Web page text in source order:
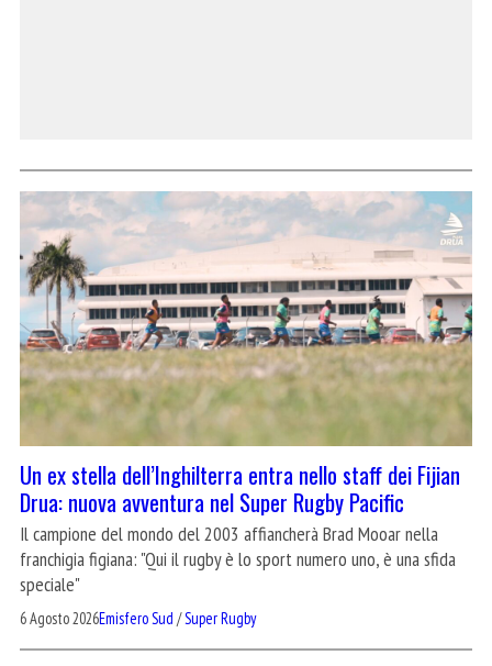
Un ex stella dell’Inghilterra entra nello staff dei Fijian
Drua: nuova avventura nel Super Rugby Pacific
Il campione del mondo del 2003 affiancherà Brad Mooar nella
franchigia figiana: "Qui il rugby è lo sport numero uno, è una sfida
speciale"
6 Agosto 2026Emisfero Sud /Super Rugby